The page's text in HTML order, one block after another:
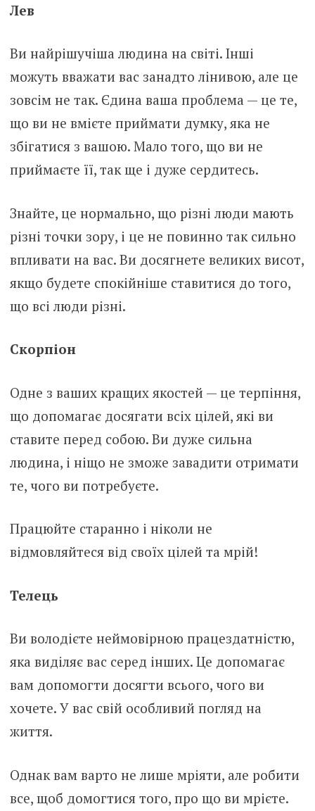
Лев
Ви найрішучіша людина на світі. Інші
можуть вважати вас занадто лінивою, але це
зовсім не так. Єдина ваша проблема — це те,
що ви не вмієте приймати думку, яка не
збігатися з вашою. Мало того, що ви не
приймаєте її, так ще і дуже сердитесь.
Знайте, це нормально, що різні люди мають
різні точки зору, і це не повинно так сильно
впливати на вас. Ви досягнете великих висот,
якщо будете спокійніше ставитися до того,
що всі люди різні.
Скорпіон
Одне з ваших кращих якостей — це терпіння,
що допомагає досягати всіх цілей, які ви
ставите перед собою. Ви дуже сильна
людина, і ніщо не зможе завадити отримати
те, чого ви потребуєте.
Працюйте старанно і ніколи не
відмовляйтеся від своїх цілей та мрій!
Телець
Ви володієте неймовірною працездатністю,
яка виділяє вас серед інших. Це допомагає
вам допомогти досягти всього, чого ви
хочете. У вас свій особливий погляд на
життя.
Однак вам варто не лише мріяти, але робити
все, щоб домогтися того, про що ви мрієте.